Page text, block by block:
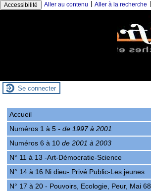
Accessibilité Aller au contenu Aller à la recherche
Se connecter
Accueil
Numéros 1 à 5- de 1997 à 2001
Numéros 6 à 10de 2001 à 2003
N° 11 à 13 -Art-Démocratie-Science
N° 14 à 16 Ni dieu- Privé Public-Les jeunes
N° 17 à 20 - Pouvoirs, Ecologie, Peur, Mai 68